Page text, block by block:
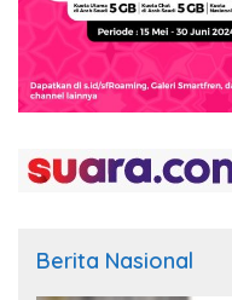
Berita Nasional